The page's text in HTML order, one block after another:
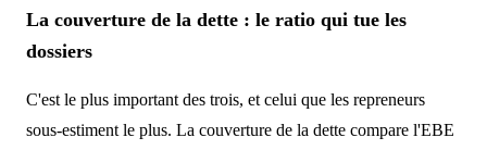
La couverture de la dette : le ratio qui tue les
dossiers
C'est le plus important des trois, et celui que les repreneurs
sous-estiment le plus. La couverture de la dette compare l'EBE